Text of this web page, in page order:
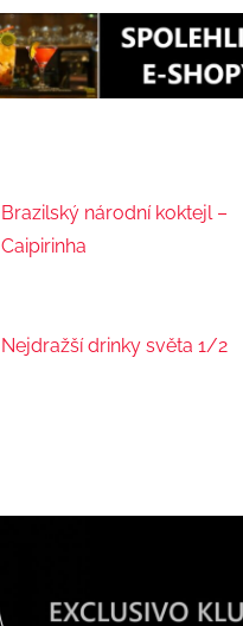
Brazilský národní koktejl –
Caipirinha
Nejdražší drinky světa 1/2